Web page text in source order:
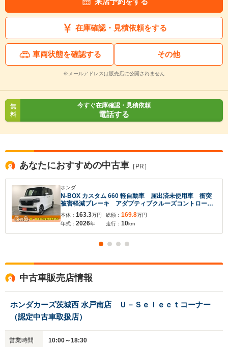
在庫確認・見積依頼をする
車両状態を確認する その他
※メールアドレスは販売店に公開されません
無
料
今すぐ在庫確認・見積依頼
電話する
あなたにおすすめの中古車 ［PR］
ホンダ
N-BOX カスタム 660 軽自動車 届出済未使用車 衝突
被害軽減ブレーキ アダプティブクルーズコントロー
ル アイドリングストップシステム スマートキー フ
ルフラットシート バックカメラ シートヒーター 両
側スライド片側電動ドア
本体： 163.3万円
年式： 2026年
総額： 169.8万円
走行： 10km
中古車販売店情報
ホンダカーズ茨城西 水戸南店 Ｕ－Ｓｅｌｅｃｔコーナー
（認定中古車取扱店）
営業時間 10:00～18:30